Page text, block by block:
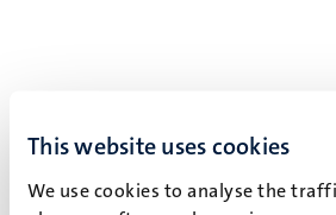
This website uses cookies
We use cookies to analyse the